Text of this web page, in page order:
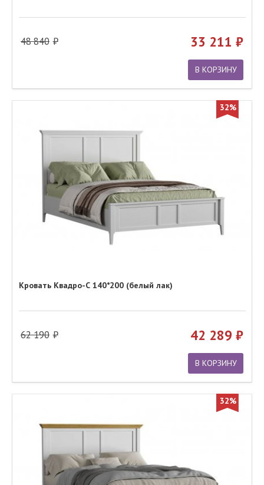
48 840 33 211
В КОРЗИНУ
32%
Кровать Квадро-С 140*200 (белый лак)
62 190 42 289
В КОРЗИНУ
32%